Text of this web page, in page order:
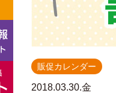
販促カレンダー
2018.03.30.金